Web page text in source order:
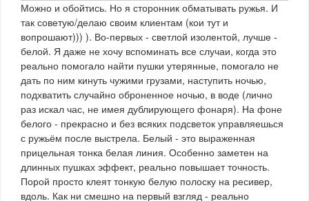
Можно и обойтись. Но я сторонник обматывать ружья. И
так советую/делаю своим клиентам (кои тут и
вопрошают))) ). Во-первых - светлой изолентой, лучше -
белой. Я даже не хочу вспоминать все случаи, когда это
реально помогало найти пушки утерянные, помогало не
дать по ним кинуть чужими грузами, наступить ночью,
подхватить случайно оброненное ночью, в воде (лично
раз искал час, не имея дублирующего фонаря). На фоне
белого - прекрасно и без всяких подсветок управляешься
с ружьём после выстрела. Белый - это выраженная
прицельная тонка белая линия. Особенно заметен на
длинных пушках эффект, реально повышает точность.
Порой просто клеят тонкую белую полоску на ресивер,
вдоль. Как ни смешно на первый взгляд - реально